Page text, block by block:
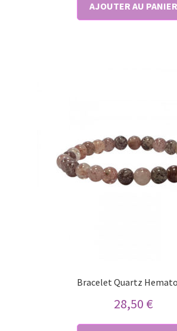
AJOUTER AU PANIER
Bracelet Quartz
28,50 €